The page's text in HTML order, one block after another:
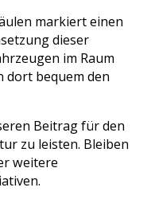
markiert einen
dieser
im Raum
dort bequem den
Beitrag für den
zu leisten. Bleiben
weitere